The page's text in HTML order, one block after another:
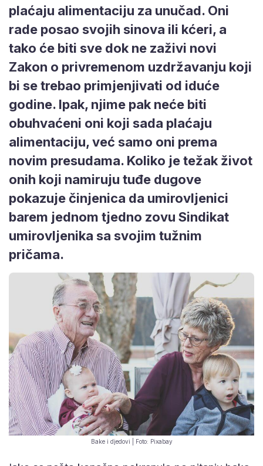
plaćaju alimentaciju za unučad. Oni
rade posao svojih sinova ili kćeri, a
tako će biti sve dok ne zaživi novi
Zakon o privremenom uzdržavanju koji
bi se trebao primjenjivati od iduće
godine. Ipak, njime pak neće biti
obuhvaćeni oni koji sada plaćaju
alimentaciju, već samo oni prema
novim presudama. Koliko je težak život
onih koji namiruju tuđe dugove
pokazuje činjenica da umirovljenici
barem jednom tjedno zovu Sindikat
umirovljenika sa svojim tužnim
pričama.
Bake i djedovi | Foto: Pixabay